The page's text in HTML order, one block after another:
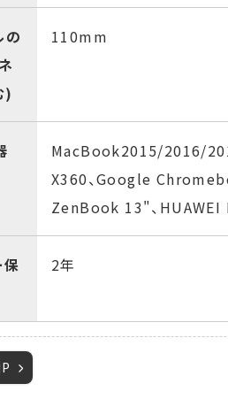
の
)
110mm
MacBook2015/2016/
X360、Google
ZenBook 13"、HUAWEI
保
2年